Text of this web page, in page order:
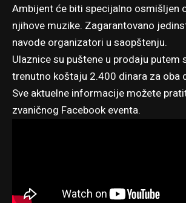
Ambijent će biti specijalno osmišljen
njihove muzike. Zagarantovano
navode organizatori u saopštenju.
Ulaznice su puštene u prodaju putem
trenutno koštaju 2.400 dinara za oba
Sve aktuelne informacije možete
zvaničnog Facebook eventa.